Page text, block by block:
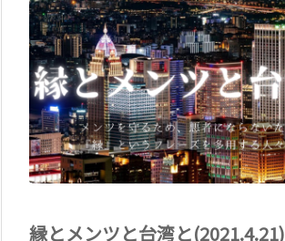
縁とメンツと台湾と(2021.4.21)